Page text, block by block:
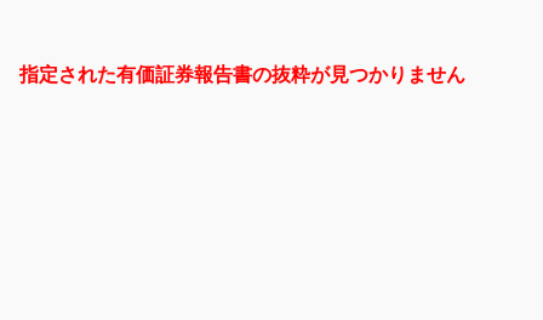
指定された有価証券報告書の抜粋が見つかりません